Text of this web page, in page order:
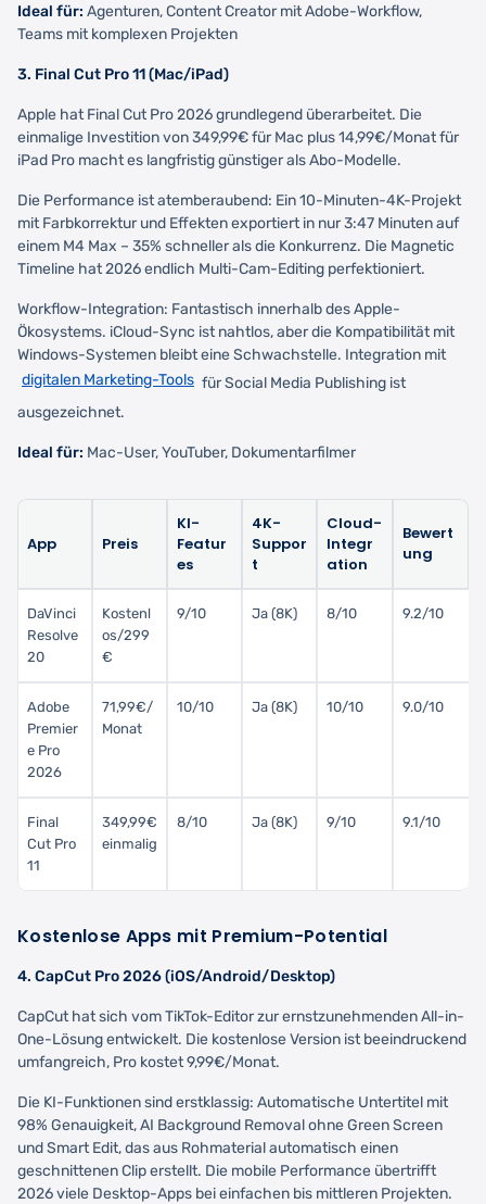
Ideal für: Agenturen, Content Creator mit Adobe-Workflow,
Teams mit komplexen Projekten
3. Final Cut Pro 11 (Mac/iPad)
Apple hat Final Cut Pro 2026 grundlegend überarbeitet. Die
einmalige Investition von 349,99€ für Mac plus 14,99€/Monat für
iPad Pro macht es langfristig günstiger als Abo-Modelle.
Die Performance ist atemberaubend: Ein 10-Minuten-4K-Projekt
mit Farbkorrektur und Effekten exportiert in nur 3:47 Minuten auf
einem M4 Max – 35% schneller als die Konkurrenz. Die Magnetic
Timeline hat 2026 endlich Multi-Cam-Editing perfektioniert.
Workflow-Integration: Fantastisch innerhalb des Apple-
Ökosystems. iCloud-Sync ist nahtlos, aber die Kompatibilität mit
Windows-Systemen bleibt eine Schwachstelle. Integration mit
digitalen Marketing-Tools für Social Media Publishing ist
ausgezeichnet.
Ideal für: Mac-User, YouTuber, Dokumentarfilmer
App Preis
KI-
Featur
es
4K-
Suppor
t
Cloud-
Integr
ation
Bewert
ung
DaVinci
Resolve
20
Kostenl
os/299
€
9/10 Ja (8K) 8/10 9.2/10
Adobe
Premier
e Pro
2026
71,99€/
Monat
10/10 Ja (8K) 10/10 9.0/10
Final
Cut Pro
11
349,99€
einmalig
8/10 Ja (8K) 9/10 9.1/10
Kostenlose Apps mit Premium-Potential
4. CapCut Pro 2026 (iOS/Android/Desktop)
CapCut hat sich vom TikTok-Editor zur ernstzunehmenden All-in-
One-Lösung entwickelt. Die kostenlose Version ist beeindruckend
umfangreich, Pro kostet 9,99€/Monat.
Die KI-Funktionen sind erstklassig: Automatische Untertitel mit
98% Genauigkeit, AI Background Removal ohne Green Screen
und Smart Edit, das aus Rohmaterial automatisch einen
geschnittenen Clip erstellt. Die mobile Performance übertrifft
2026 viele Desktop-Apps bei einfachen bis mittleren Projekten.